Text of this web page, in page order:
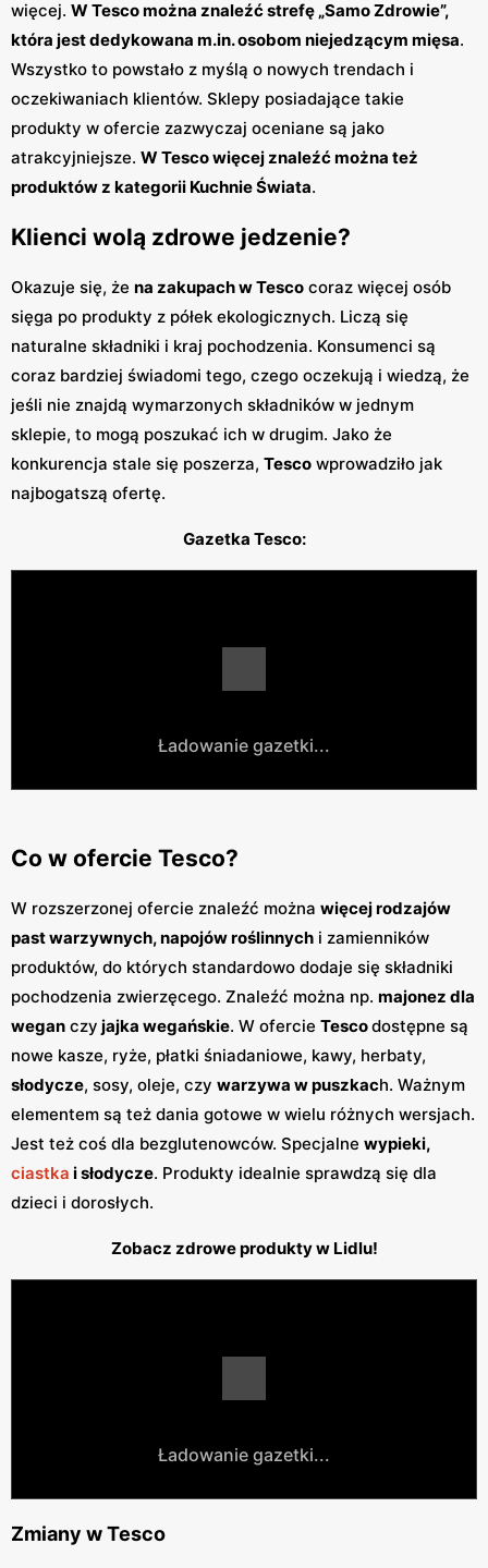
więcej. W Tesco można znaleźć strefę „Samo Zdrowie”,
która jest dedykowana m.in. osobom niejedzącym mięsa.
Wszystko to powstało z myślą o nowych trendach i
oczekiwaniach klientów. Sklepy posiadające takie
produkty w ofercie zazwyczaj oceniane są jako
atrakcyjniejsze. W Tesco więcej znaleźć można też
produktów z kategorii Kuchnie Świata.
Klienci wolą zdrowe jedzenie?
Okazuje się, że na zakupach w Tesco coraz więcej osób
sięga po produkty z półek ekologicznych. Liczą się
naturalne składniki i kraj pochodzenia. Konsumenci są
coraz bardziej świadomi tego, czego oczekują i wiedzą, że
jeśli nie znajdą wymarzonych składników w jednym
sklepie, to mogą poszukać ich w drugim. Jako że
konkurencja stale się poszerza, Tesco wprowadziło jak
najbogatszą ofertę.
Gazetka Tesco:
Ładowanie gazetki...
Co w ofercie Tesco?
W rozszerzonej ofercie znaleźć można więcej rodzajów
past warzywnych, napojów roślinnych i zamienników
produktów, do których standardowo dodaje się składniki
pochodzenia zwierzęcego. Znaleźć można np. majonez dla
wegan czy jajka wegańskie. W ofercie Tescodostępne są
nowe kasze, ryże, płatki śniadaniowe, kawy, herbaty,
słodycze, sosy, oleje, czy warzywa w puszkach. Ważnym
elementem są też dania gotowe w wielu różnych wersjach.
Jest też coś dla bezglutenowców. Specjalne wypieki,
ciastka i słodycze. Produkty idealnie sprawdzą się dla
dzieci i dorosłych.
Zobacz zdrowe produkty w Lidlu!
Ładowanie gazetki...
Zmiany w Tesco